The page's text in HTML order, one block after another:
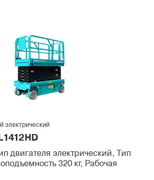
электрический
двигателя электрический, Тип
320 кг, Рабочая